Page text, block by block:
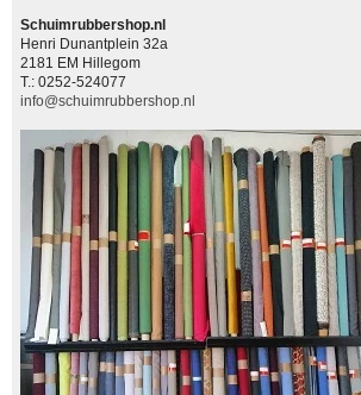
Schuimrubbershop.nl
Henri Dunantplein 32a
2181 EM Hillegom
T.: 0252-524077
info@schuimrubbershop.nl